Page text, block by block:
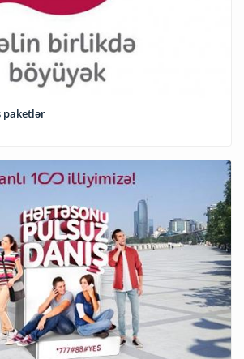
paketlər